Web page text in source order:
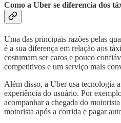
Como a Uber se diferencia dos
Uma das principais razões pelas
é a sua diferença em relação aos
costumam ser caros e pouco
competitivos e um serviço mais
Além disso, a Uber usa tecnologia
experiência do usuário. Por
acompanhar a chegada do
motorista após a corrida e pagar